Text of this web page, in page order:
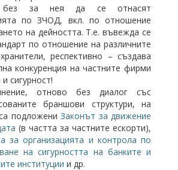
без за нея да се отнасят
по ЗЧОД, вкл. по отношение
на дейността. Т.е. въвежда се
по отношение на различните
респективно – създава
конкуренция на частните фирми
сигурност!
отново без диалог със
браншови структури, на
подложениЗаконът за движение
(в частта за частните ескорти),
за организацията и контрола по
на сигурността на банките и
институции и др.